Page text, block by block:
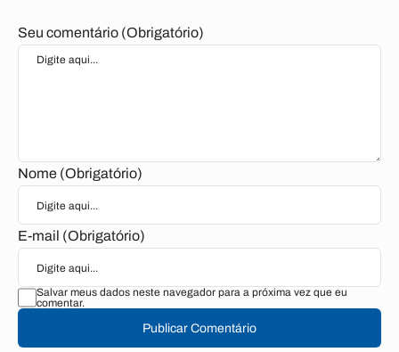
Seu comentário (Obrigatório)
Nome (Obrigatório)
E-mail (Obrigatório)
Salvar meus dados neste navegador para a próxima vez que eu
comentar.
Publicar Comentário